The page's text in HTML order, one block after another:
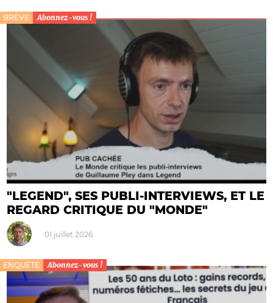
BRÈVE Abonnez-vous !
"LEGEND", SES PUBLI-INTERVIEWS, ET LE
REGARD CRITIQUE DU "MONDE"
01 juillet 2026
ENQUÊTE Abonnez-vous !